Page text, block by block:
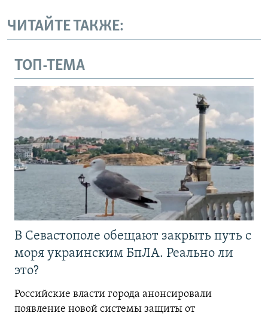
ЧИТАЙТЕ ТАКЖЕ:
ТОП-ТЕМА
В Севастополе обещают закрыть путь с
моря украинским БпЛА. Реально ли
это?
Российские власти города анонсировали
появление новой системы защиты от